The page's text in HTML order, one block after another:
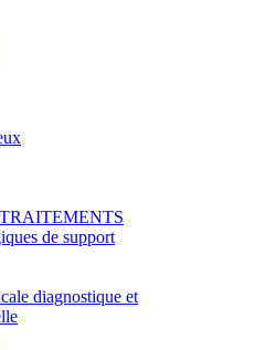
de support
diagnostique et